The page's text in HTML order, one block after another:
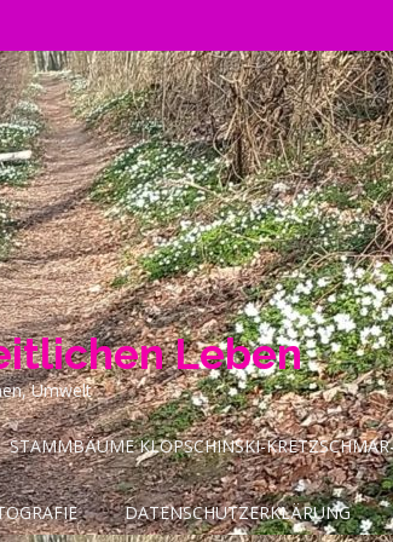
Leben
Umwelt
STAMMBÄUME KLOPSCHINSKI-
DATENSCHUTZERKLÄRUNG